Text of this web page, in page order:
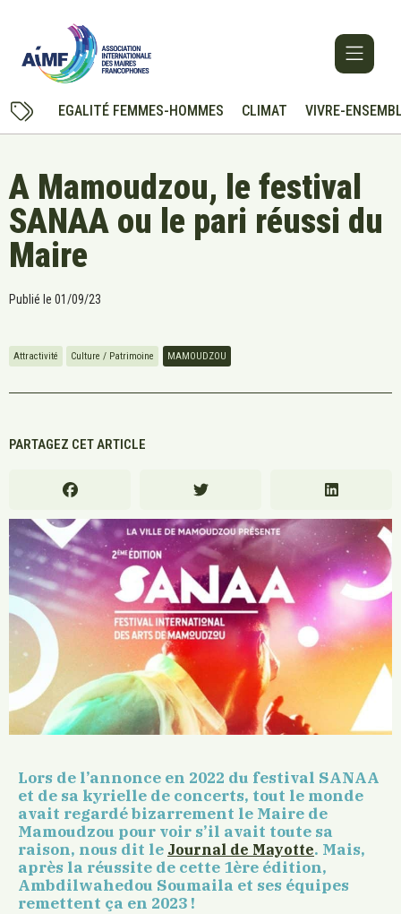
EGALITÉ FEMMES-HOMMES CLIMAT VIVRE-
A Mamoudzou, le festival
SANAA ou le pari réussi du
Maire
Publié le 01/09/23
Attractivité Culture / Patrimoine MAMOUDZOU
PARTAGEZ CET ARTICLE
Lors de l’annonce en 2022 du festival SANAA
et de sa kyrielle de concerts, tout le monde
avait regardé bizarrement le Maire de
Mamoudzou pour voir s’il avait toute sa
raison, nous dit le Journal de Mayotte. Mais,
après la réussite de cette 1ère édition,
Ambdilwahedou Soumaila et ses équipes
remettent ça en 2023 !